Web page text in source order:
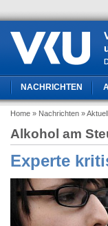
NACHRICHTEN
Home » Nachrichten »
Alkohol am
Experte